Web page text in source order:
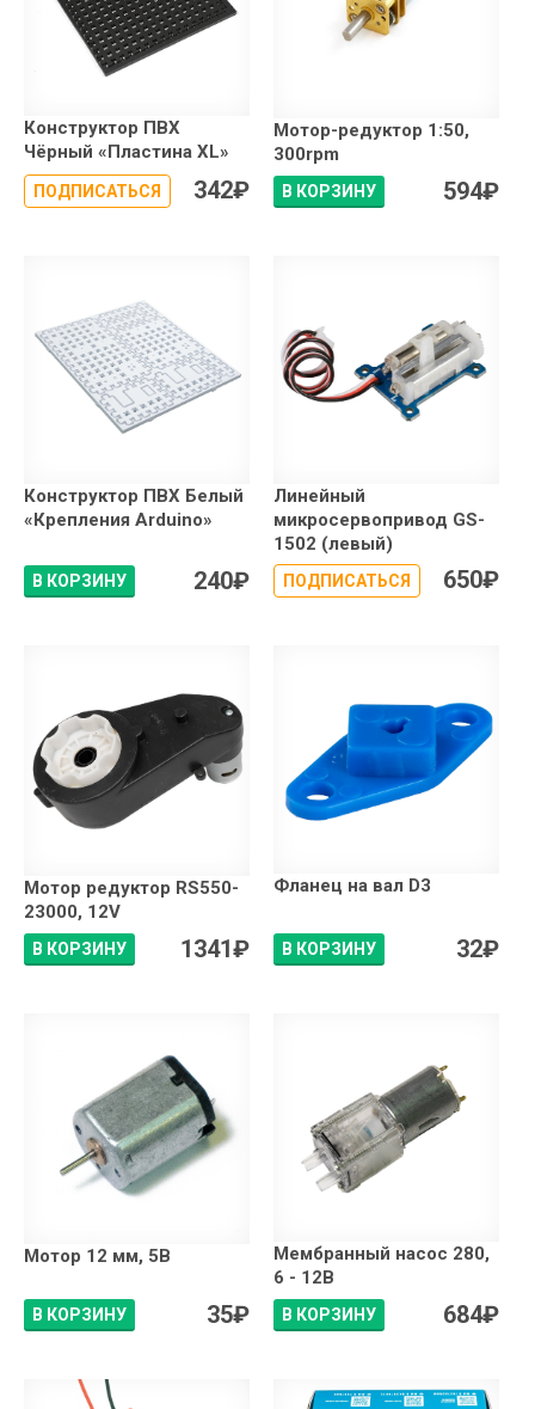
Конструктор ПВХ
Чёрный «Пластина XL»
ПОДПИСАТЬСЯ 342₽
Мотор-редуктор 1:50,
300rpm
В КОРЗИНУ 594₽
Конструктор ПВХ Белый
«Крепления Arduino»
В КОРЗИНУ 240₽
Линейный
микросервопривод GS-
1502 (левый)
ПОДПИСАТЬСЯ 650₽
Мотор редуктор RS550-
23000, 12V
В КОРЗИНУ 1341₽
Фланец на вал D3
В КОРЗИНУ 32₽
Мотор 12 мм, 5В
В КОРЗИНУ 35₽
Мембранный насос 280,
6 - 12В
В КОРЗИНУ 684₽